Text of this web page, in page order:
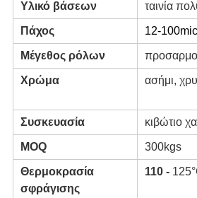
Υλικό βάσεων ταινία
Πάχος 12-
Μέγεθος ρόλων
Χρώμα ασήμι,
Συσκευασία κιβώτιο
MOQ 300kgs
Θερμοκρασία
σφράγισης
110 -